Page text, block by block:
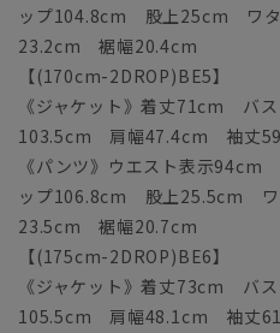
ップ104.8cm 股上25cm ワ
23.2cm 裾幅20.4cm
【(170cm-2DROP)BE5】
《ジャケット》着丈71cm バ
103.5cm 肩幅47.4cm 袖丈
《パンツ》ウエスト表示
ップ106.8cm 股上25.5cm
23.5cm 裾幅20.7cm
【(175cm-2DROP)BE6】
《ジャケット》着丈73cm バ
105.5cm 肩幅48.1cm 袖丈